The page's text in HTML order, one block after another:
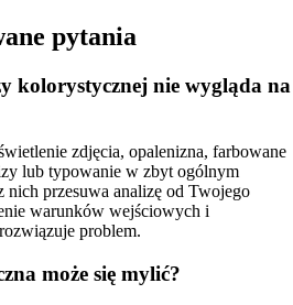
pytania
kolorystycznej nie wygląda na
zdjęcia, opalenizna, farbowane
lub typowanie w zbyt ogólnym
nich przesuwa analizę od Twojego
warunków wejściowych i
problem.
może się mylić?